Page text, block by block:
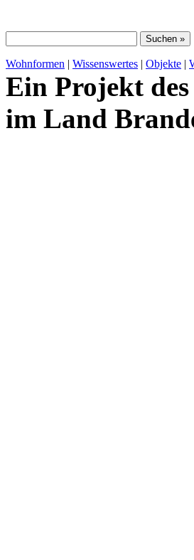
Wohnformen | Wissenswertes | Objekte |
Ein Projekt
im Land